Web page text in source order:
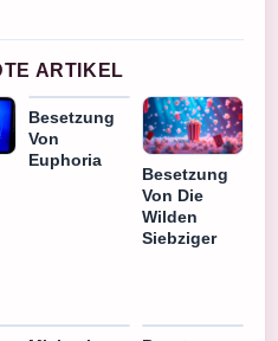
ARTIKEL
Besetzung
Von
Euphoria
Besetzung
Von Die
Wilden
Siebziger